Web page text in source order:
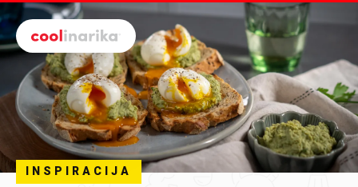
Preskoči na glavni sadržaj
INSPIRACIJA